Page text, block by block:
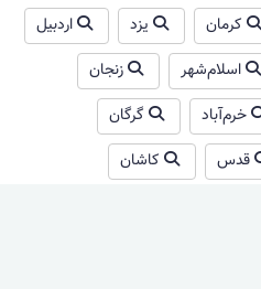
کرمان یزد
اردبیل
اسلام‌شهر
زنجان
خرم‌آباد
گرگان
قدس کاشان